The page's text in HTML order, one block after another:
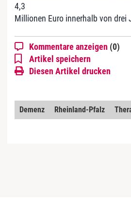
4,3
Millionen Euro innerhalb von drei
Kommentare anzeigen (0)
Artikel speichern
Diesen Artikel drucken
Demenz Rheinland-Pfalz